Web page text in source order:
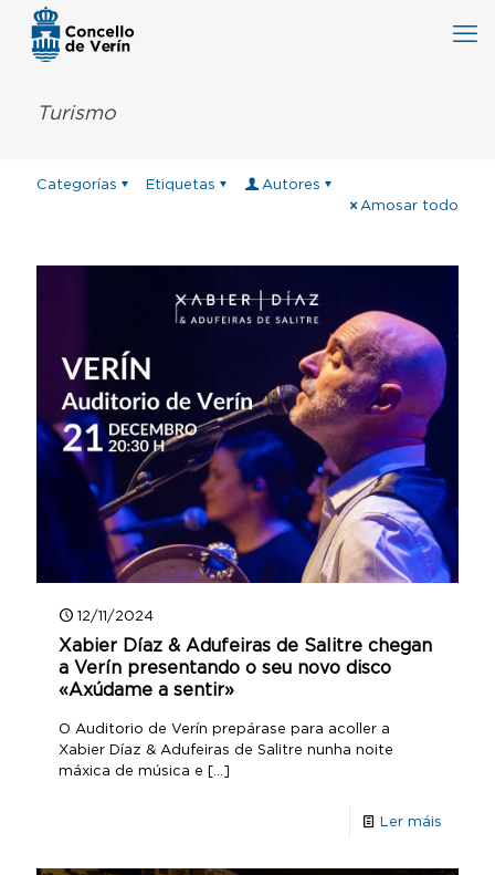
Turismo
Categorías Etiquetas
Autores
Amosar todo
12/11/2024
Xabier Díaz & Adufeiras de Salitre chegan
a Verín presentando o seu novo disco
«Axúdame a sentir»
O Auditorio de Verín prepárase para acoller a
Xabier Díaz & Adufeiras de Salitre nunha noite
máxica de música e […]
Ler máis